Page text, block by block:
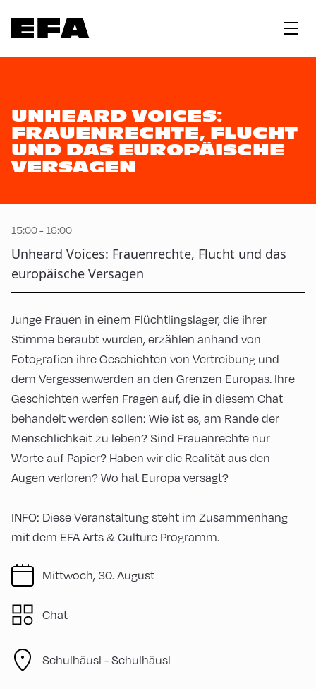
UNHEARD VOICES:
FRAUENRECHTE, FLUCHT
UND DAS EUROPÄISCHE
VERSAGEN
15:00 - 16:00
Unheard Voices: Frauenrechte, Flucht und das
europäische Versagen
Mittwoch, 30. August
Chat
Schulhäusl - Schulhäusl
Junge Frauen in einem Flüchtlingslager, die ihrer
Stimme beraubt wurden, erzählen anhand von
Fotografien ihre Geschichten von Vertreibung und
dem Vergessenwerden an den Grenzen Europas. Ihre
Geschichten werfen Fragen auf, die in diesem Chat
behandelt werden sollen: Wie ist es, am Rande der
Menschlichkeit zu leben? Sind Frauenrechte nur
Worte auf Papier? Haben wir die Realität aus den
Augen verloren? Wo hat Europa versagt?
INFO: Diese Veranstaltung steht im Zusammenhang
mit dem EFA Arts & Culture Programm.